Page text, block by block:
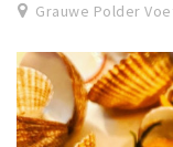
Grauwe Polder